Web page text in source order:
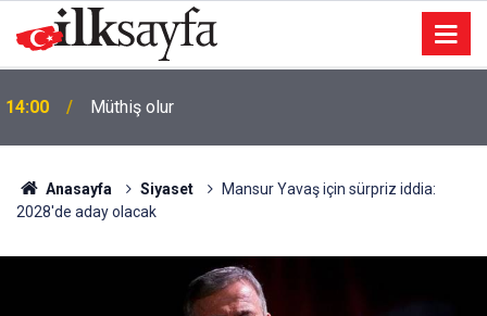
13:37
buluşmaya hazırlanıyor
Anasayfa Siyaset
Mansur Yavaş için sürpriz iddia:
2028'de aday olacak